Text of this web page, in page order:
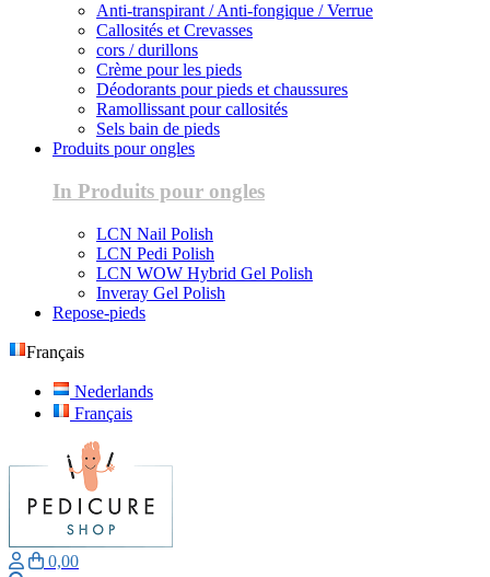
Anti-transpirant / Anti-fongique / Verrue
Callosités et Crevasses
cors / durillons
Crème pour les pieds
Déodorants pour pieds et chaussures
Ramollissant pour callosités
Sels bain de pieds
Produits pour ongles
In Produits pour ongles
LCN Nail Polish
LCN Pedi Polish
LCN WOW Hybrid Gel Polish
Inveray Gel Polish
Repose-pieds
Français
Nederlands
Français
0,00